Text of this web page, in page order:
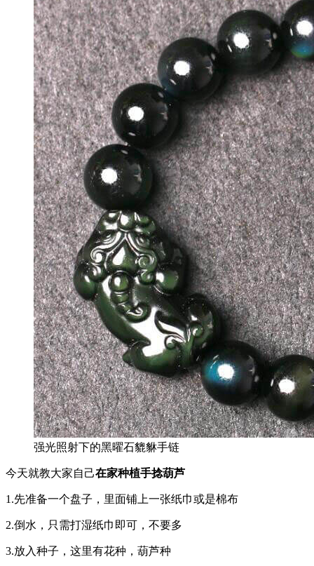
强光照射下的黑曜石貔貅手链
今天就教大家自己在家种植手捻葫芦
1.先准备一个盘子，里面铺上一张纸巾或是棉布
2.倒水，只需打湿纸巾即可，不要多
3.放入种子，这里有花种，葫芦种